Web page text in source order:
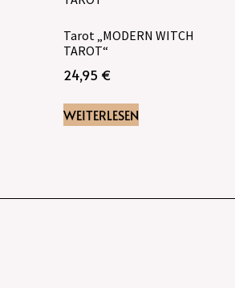
Tarot „MODERN WITCH
TAROT“
24,95 €
WEITERLESEN